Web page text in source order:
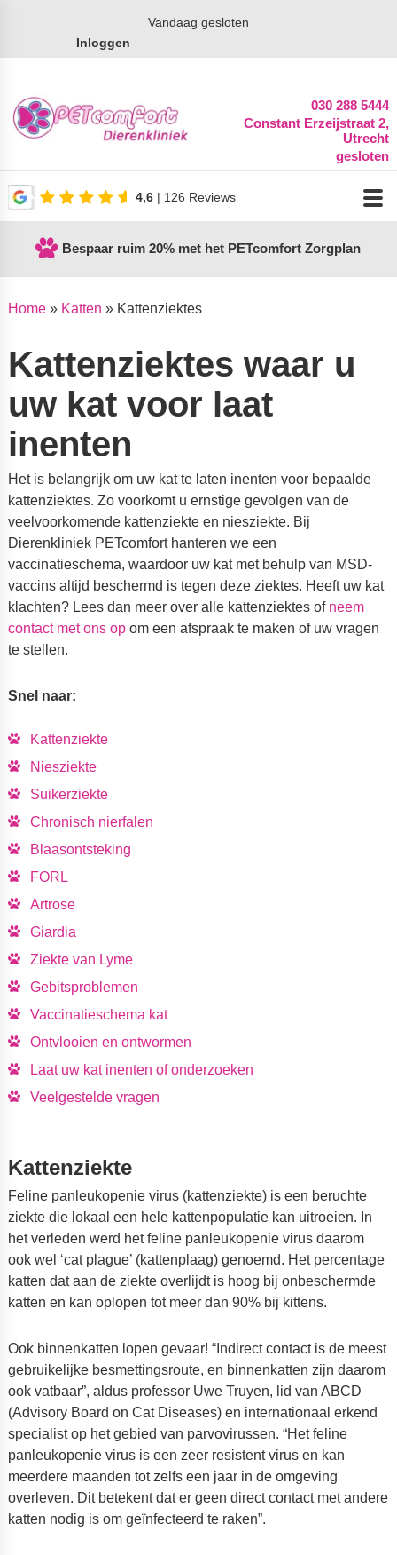
Vandaag gesloten
Inloggen
030 288 5444
Constant Erzeijstraat 2,
Utrecht
gesloten
4,6 | 126 Reviews
Bespaar ruim 20% met het PETcomfort Zorgplan
Home» Katten » Kattenziektes
Kattenziektes waar u
uw kat voor laat
inenten
Het is belangrijk om uw kat te laten inenten voor bepaalde
kattenziektes. Zo voorkomt u ernstige gevolgen van de
veelvoorkomende kattenziekte en niesziekte. Bij
Dierenkliniek PETcomfort hanteren we een
vaccinatieschema, waardoor uw kat met behulp van MSD-
vaccins altijd beschermd is tegen deze ziektes. Heeft uw kat
klachten? Lees dan meer over alle kattenziektes of neem
contact met ons opom een afspraak te maken of uw vragen
te stellen.
Snel naar:
Kattenziekte
Niesziekte
Suikerziekte
Chronisch nierfalen
Blaasontsteking
FORL
Artrose
Giardia
Ziekte van Lyme
Gebitsproblemen
Vaccinatieschema kat
Ontvlooien en ontwormen
Laat uw kat inenten of onderzoeken
Veelgestelde vragen
Kattenziekte
Feline panleukopenie virus (kattenziekte) is een beruchte
ziekte die lokaal een hele kattenpopulatie kan uitroeien. In
het verleden werd het feline panleukopenie virus daarom
ook wel ‘cat plague’ (kattenplaag) genoemd. Het percentage
katten dat aan de ziekte overlijdt is hoog bij onbeschermde
katten en kan oplopen tot meer dan 90% bij kittens.
Ook binnenkatten lopen gevaar! “Indirect contact is de meest
gebruikelijke besmettingsroute, en binnenkatten zijn daarom
ook vatbaar”, aldus professor Uwe Truyen, lid van ABCD
(Advisory Board on Cat Diseases) en internationaal erkend
specialist op het gebied van parvovirussen. “Het feline
panleukopenie virus is een zeer resistent virus en kan
meerdere maanden tot zelfs een jaar in de omgeving
overleven. Dit betekent dat er geen direct contact met andere
katten nodig is om geïnfecteerd te raken”.